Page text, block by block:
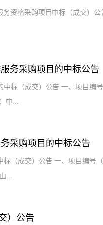
资格采购项目中标（成交）
务采购项目的中标公告
标（成交）公告 一、项目编
中...
采购项目的中标公告
（成交）公告 一、项目编号
...
）公告